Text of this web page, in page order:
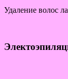
Удаление волос